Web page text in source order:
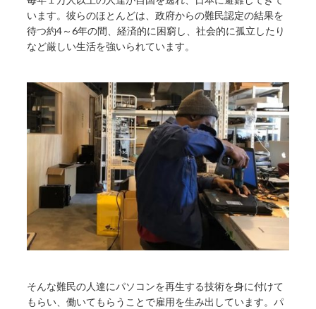
います。彼らのほとんどは、政府からの難民認定の結果を
待つ約4～6年の間、経済的に困窮し、社会的に孤立したり
など厳しい生活を強いられています。
そんな難民の人達にパソコンを再生する技術を身に付けて
もらい、働いてもらうことで雇用を生み出しています。パ